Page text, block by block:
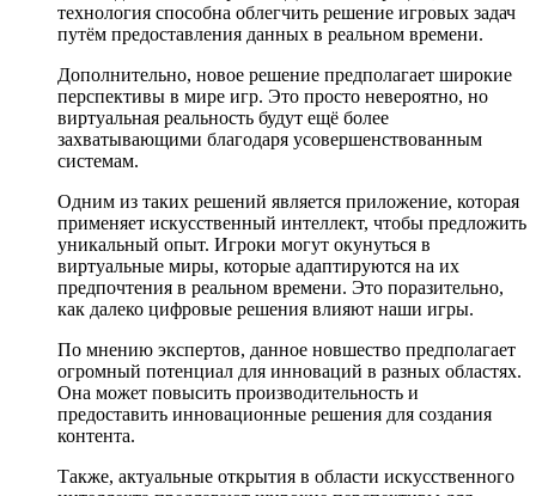
технология способна облегчить решение игровых задач
путём предоставления данных в реальном времени.
Дополнительно, новое решение предполагает широкие
перспективы в мире игр. Это просто невероятно, но
виртуальная реальность будут ещё более
захватывающими благодаря усовершенствованным
системам.
Одним из таких решений является приложение, которая
применяет искусственный интеллект, чтобы предложить
уникальный опыт. Игроки могут окунуться в
виртуальные миры, которые адаптируются на их
предпочтения в реальном времени. Это поразительно,
как далеко цифровые решения влияют наши игры.
По мнению экспертов, данное новшество предполагает
огромный потенциал для инноваций в разных областях.
Она может повысить производительность и
предоставить инновационные решения для создания
контента.
Также, актуальные открытия в области искусственного